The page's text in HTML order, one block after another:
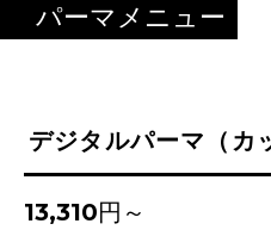
パーマメニュー
デジタルパーマ（カ
13,310円～